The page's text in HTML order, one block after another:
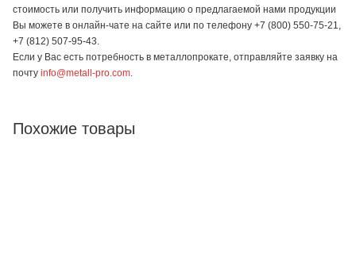
стоимость или получить информацию о предлагаемой нами продукции
Вы можете в онлайн-чате на сайте или по телефону +7 (800) 550-75-21,
+7 (812) 507-95-43.
Если у Вас есть потребность в металлопрокате, отправляйте заявку на
почту info@metall-pro.com
Похожие товары